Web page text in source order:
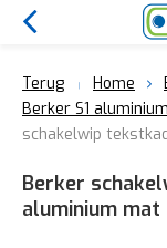
Terug Home
Berker S1
schakelwip
Berker
aluminium mat